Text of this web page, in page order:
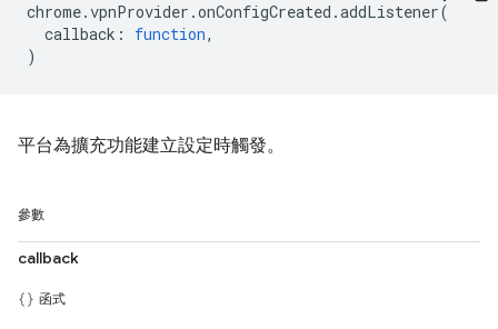
chrome.vpnProvider .onConfigCreated .addListener(
callback : function,
)
平台為擴充功能建立設定時觸發。
參數
callback
函式